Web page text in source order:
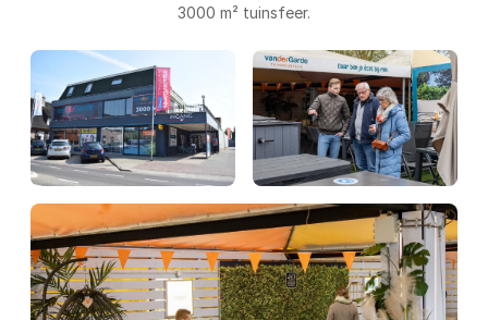
3000 m² tuinsfeer.